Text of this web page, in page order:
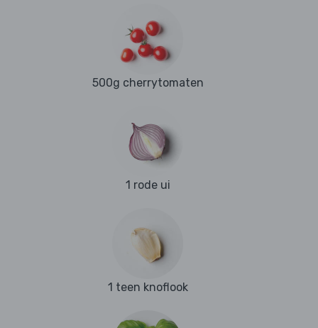
500g cherrytomaten
1 rode ui
1 teen knoflook